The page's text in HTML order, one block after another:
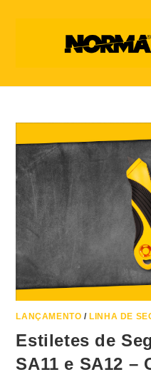
LANÇAMENTO / LINHA DE
Estiletes de
SA11 e SA12 –